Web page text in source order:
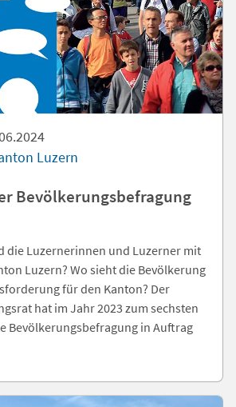
Luzern
Bevölkerungsbefragung
die Luzernerinnen und Luzerner mit
Luzern? Wo sieht die Bevölkerung
für den Kanton? Der
hat im Jahr 2023 zum sechsten
Bevölkerungsbefragung in Auftrag